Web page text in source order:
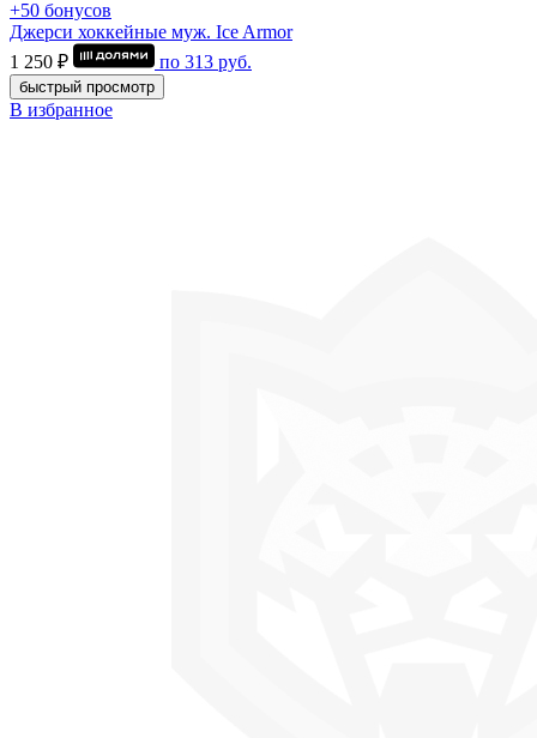
+50 бонусов
Джерси хоккейные муж. Ice Armor
1 250 ₽
по 313 руб.
быстрый просмотр
В избранное